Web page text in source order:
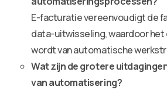
E-facturatie vereenvoudigt de
data-uitwisseling, waardoor
wordt van automatische
Wat zijn de grotere
van automatisering?